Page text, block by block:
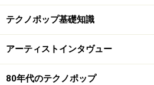
テクノポップ基礎知識
アーティストインタヴュー
80年代のテクノポップ